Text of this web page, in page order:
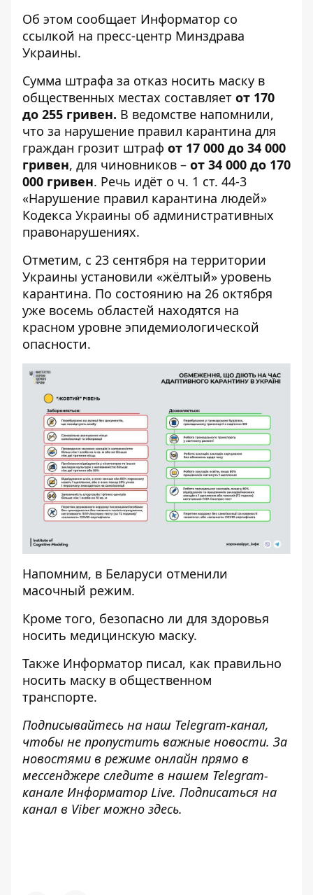
Об этом сообщает Информатор со
ссылкой на пресс-центр Минздрава
Украины.
Сумма штрафа за отказ носить маску в
общественных местах составляет от 170
до 255 гривен. В ведомстве напомнили,
что за нарушение правил карантина для
граждан грозит штраф от 17 000 до 34 000
гривен, для чиновников – от 34 000 до 170
000 гривен. Речь идёт о ч. 1 ст. 44-3
«Нарушение правил карантина людей»
Кодекса Украины об административных
правонарушениях.
Отметим, с 23 сентября на территории
Украины установили «жёлтый» уровень
карантина. По состоянию на 26 октября
уже восемь областей находятся на
красном уровне эпидемиологической
опасности.
Напомним, в Беларуси отменили
масочный режим.
Кроме того, безопасно ли для здоровья
носить медицинскую маску.
Также Информатор писал, как правильно
носить маску в общественном
транспорте.
Подписывайтесь на наш Telegram-канал,
чтобы не пропустить важные новости. За
новостями в режиме онлайн прямо в
мессенджере следите в нашем Telegram-
канале Информатор Live. Подписаться на
канал в Viber можно здесь.